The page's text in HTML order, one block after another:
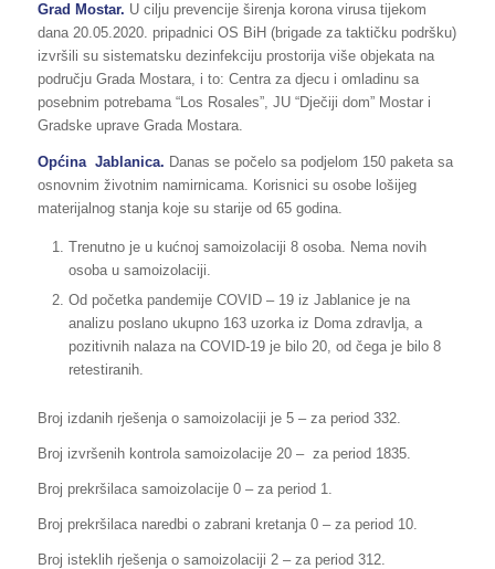
Grad Mostar. U cilju prevencije širenja korona virusa tijekom
dana 20.05.2020. pripadnici OS BiH (brigade za taktičku podršku)
izvršili su sistematsku dezinfekciju prostorija više objekata na
području Grada Mostara, i to: Centra za djecu i omladinu sa
posebnim potrebama “Los Rosales”, JU “Dječiji dom” Mostar i
Gradske uprave Grada Mostara.
Općina Jablanica. Danas se počelo sa podjelom 150 paketa sa
osnovnim životnim namirnicama. Korisnici su osobe lošijeg
materijalnog stanja koje su starije od 65 godina.
Trenutno je u kućnoj samoizolaciji 8 osoba. Nema novih
osoba u samoizolaciji.
Od početka pandemije COVID – 19 iz Jablanice je na
analizu poslano ukupno 163 uzorka iz Doma zdravlja, a
pozitivnih nalaza na COVID-19 je bilo 20, od čega je bilo 8
retestiranih.
Broj izdanih rješenja o samoizolaciji je 5 – za period 332.
Broj izvršenih kontrola samoizolacije 20 – za period 1835.
Broj prekršilaca samoizolacije 0 – za period 1.
Broj prekršilaca naredbi o zabrani kretanja 0 – za period 10.
Broj isteklih rješenja o samoizolaciji 2 – za period 312.